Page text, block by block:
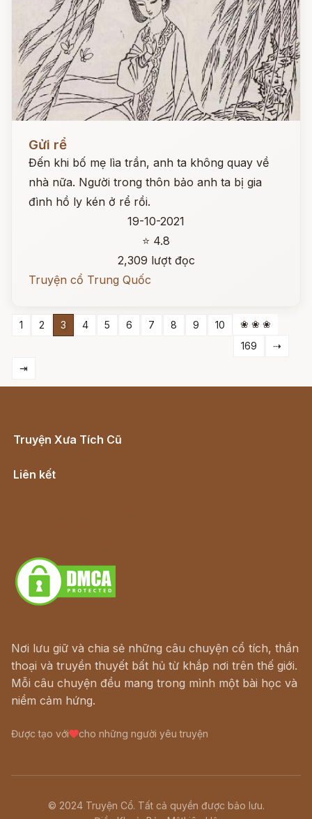
Gửi rể
Đến khi bố mẹ lìa trần, anh ta không quay về
nhà nữa. Người trong thôn bảo anh ta bị gia
đình hồ ly kén ở rể rồi.
19-10-2021
⭐ 4.8
2,309 lượt đọc
Truyện cổ Trung Quốc
1 2 3 4 5 6 7 8 9 10
❀ ❀ ❀
169
⇢
⇥
Truyện Xưa Tích Cũ
Liên kết
Nơi lưu giữ và chia sẻ những câu chuyện cổ tích, thần
thoại và truyền thuyết bất hủ từ khắp nơi trên thế giới.
Mỗi câu chuyện đều mang trong mình một bài học và
niềm cảm hứng.
Được tạo với cho những người yêu truyện
© 2024 Truyện Cổ. Tất cả quyền được bảo lưu.